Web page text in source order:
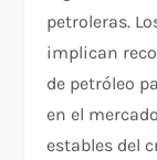
petroleras.
implican
de petróleo
en el
estables del